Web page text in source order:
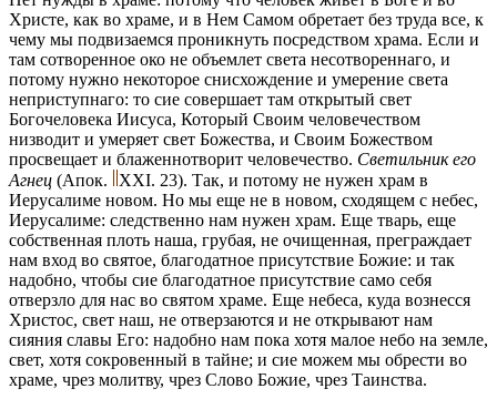
Христе, как во храме, и в Нем Самом обретает без труда все, к
чему мы подвизаемся проникнуть посредством храма. Если и
там сотворенное око не объемлет света несотвореннаго, и
потому нужно некоторое снисхождение и умерение света
неприступнаго: то сие совершает там открытый свет
Богочеловека Иисуса, Который Своим человечеством
низводит и умеряет свет Божества, и Своим Божеством
просвещает и блаженнотворит человечество. Светильник его
Агнец (Апок. XXI. 23). Так, и потому не нужен храм в
Иерусалиме новом. Но мы еще не в новом, сходящем с небес,
Иерусалиме: следственно нам нужен храм. Еще тварь, еще
собственная плоть наша, грубая, не очищенная, преграждает
нам вход во святое, благодатное присутствие Божие: и так
надобно, чтобы сие благодатное присутствие само себя
отверзло для нас во святом храме. Еще небеса, куда вознесся
Христос, свет наш, не отверзаются и не открывают нам
сияния славы Его: надобно нам пока хотя малое небо на земле,
свет, хотя сокровенный в тайне; и сие можем мы обрести во
храме, чрез молитву, чрез Слово Божие, чрез Таинства.